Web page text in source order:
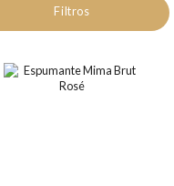
Filtros